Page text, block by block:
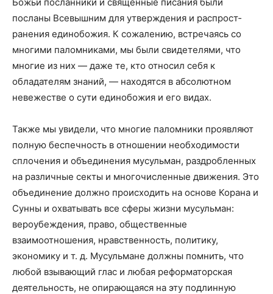
посланы Всевышним для утверждения и распрост­
ранения единобожия. К сожалению, встречаясь со
многими паломниками, мы были свидетелями, что
многие из них — даже те, кто относил себя к
обладателям знаний, — находятся в абсолютном
невежестве о сути единобожия и его видах.
Также мы увидели, что многие паломники прояв­ляют
полную беспечность в отношении необходи­мости
сплочения и объединения мусуль­ман, раздробленных
на различные секты и многочис­ленные движения. Это
объединение должно происходить на основе Корана и
Сунны и охватывать все сферы жизни мусульман:
вероубеждения, право, общественные
взаимоотношения, нравственность, политику,
экономику и т. д. Мусульмане должны помнить, что
любой взывающий глас и любая реформаторская
деятельность, не опирающаяся на эту подлинную